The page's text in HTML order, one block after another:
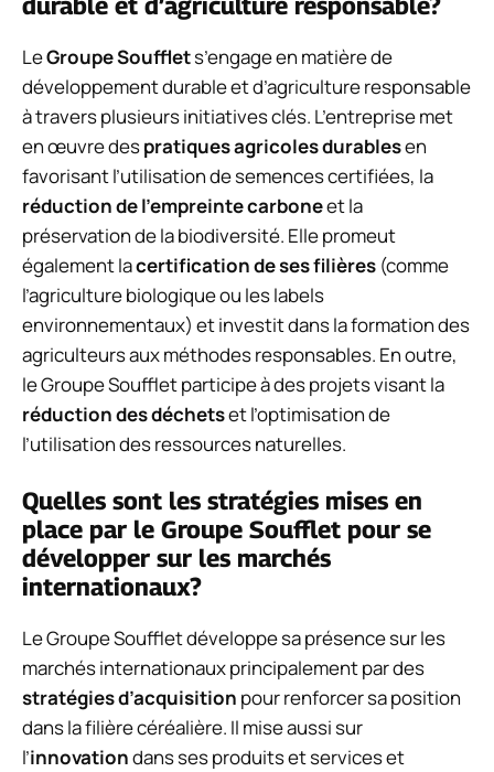
LeGroupe Soufflets’engage en matière de
développement durable et d’agriculture responsable
à travers plusieurs initiatives clés. L’entreprise met
en œuvre despratiques agricoles durablesen
favorisant l’utilisation de semences certifiées, la
réduction de l’empreinte carboneet la
préservation de la biodiversité. Elle promeut
également lacertification de ses filières (comme
l’agriculture biologique ou les labels
environnementaux) et investit dans la formation des
agriculteurs aux méthodes responsables. En outre,
le Groupe Soufflet participe à des projets visant la
réduction des déchetset l’optimisation de
l’utilisation des ressources naturelles.
Quelles sont les stratégies mises en
place par le Groupe Soufflet pour se
développer sur les marchés
internationaux?
Le Groupe Soufflet développe sa présence sur les
marchés internationaux principalement par des
stratégies d’acquisition pour renforcer sa position
dans la filière céréalière. Il mise aussi sur
l’innovationdans ses produits et services et